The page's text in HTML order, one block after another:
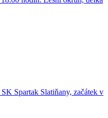
Spartak Slatiňany, začátek v